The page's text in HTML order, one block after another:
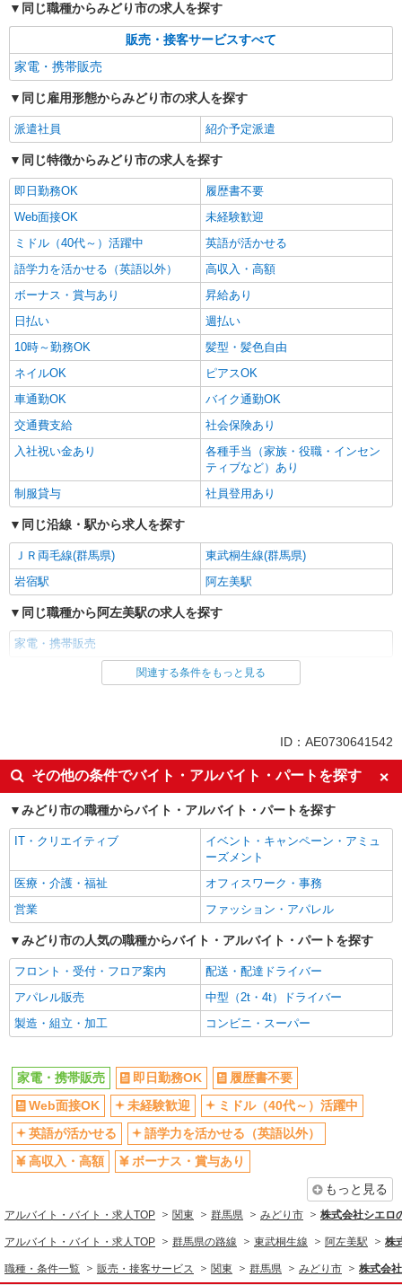
同じ職種からみどり市の求人を探す
販売・接客サービスすべて
家電・携帯販売
同じ雇用形態からみどり市の求人を探す
派遣社員 紹介予定派遣
同じ特徴からみどり市の求人を探す
即日勤務OK
履歴書不要
Web面接OK
未経験歓迎
ミドル（40代～）活躍中
英語が活かせる
語学力を活かせる（英語以外）
高収入・高額
ボーナス・賞与あり
昇給あり
日払い
週払い
10時～勤務OK
髪型・髪色自由
ネイルOK
ピアスOK
車通勤OK
バイク通勤OK
交通費支給
社会保険あり
入社祝い金あり
各種手当（家族・役職・インセン
ティブなど）あり
制服貸与
社員登用あり
同じ沿線・駅から求人を探す
ＪＲ両毛線(群馬県)
東武桐生線(群馬県)
岩宿駅
阿左美駅
同じ職種から阿左美駅の求人を探す
家電・携帯販売
同じ雇用形態から阿左美駅の求人を探す
即日勤務OK
履歴書不要
Web面接OK
未経験歓迎
ミドル（40代～）活躍中
英語が活かせる
語学力を活かせる（英語以外）
高収入・高額
ボーナス・賞与あり
昇給あり
日払い
週払い
10時～勤務OK
髪型・髪色自由
ネイルOK
ピアスOK
車通勤OK
バイク通勤OK
交通費支給
社会保険あり
入社祝い金あり
各種手当（家族・役職・インセン
制服貸与
社員登用あり
同じ職種から求人を探す
販売・接客サービス
家電・携帯販売
未経験歓迎
ミドル（40代～）活躍中
英語が活かせる
ボーナス・賞与あり
日払い
車通勤OK
関連する条件をもっと見る
ID：AE0730641542
その他の条件でバイト・アルバイト・パートを探す
みどり市の職種からバイト・アルバイト・パートを探す
IT・クリエイティブ
イベント・キャンペーン・アミュ
ーズメント
医療・介護・福祉
オフィスワーク・事務
営業
ファッション・アパレル
みどり市の人気の職種からバイト・アルバイト・パートを探す
フロント・受付・フロア案内
配送・配達ドライバー
アパレル販売
中型（2t・4t）ドライバー
製造・組立・加工
コンビニ・スーパー
家電・携帯販売 即日勤務OK
履歴書不要
Web面接OK
未経験歓迎
ミドル（40代～）活躍中
英語が活かせる
語学力を活かせる（英語以外）
高収入・高額
ボーナス・賞与あり
もっと見る
アルバイト・バイト・求人TOP 関東 群馬県 みどり市 株式会社シエロ
アルバイト・バイト・求人TOP 群馬県の路線 東武桐生線 阿左美駅 株
職種・条件一覧 販売・接客サービス 関東 群馬県 みどり市 株式会